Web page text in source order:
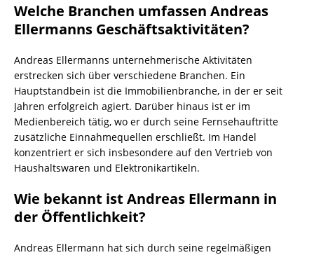
Welche Branchen umfassen Andreas
Ellermanns Geschäftsaktivitäten?
Andreas Ellermanns unternehmerische Aktivitäten
erstrecken sich über verschiedene Branchen. Ein
Hauptstandbein ist die Immobilienbranche, in der er seit
Jahren erfolgreich agiert. Darüber hinaus ist er im
Medienbereich tätig, wo er durch seine Fernsehauftritte
zusätzliche Einnahmequellen erschließt. Im Handel
konzentriert er sich insbesondere auf den Vertrieb von
Haushaltswaren und Elektronikartikeln.
Wie bekannt ist Andreas Ellermann in
der Öffentlichkeit?
Andreas Ellermann hat sich durch seine regelmäßigen